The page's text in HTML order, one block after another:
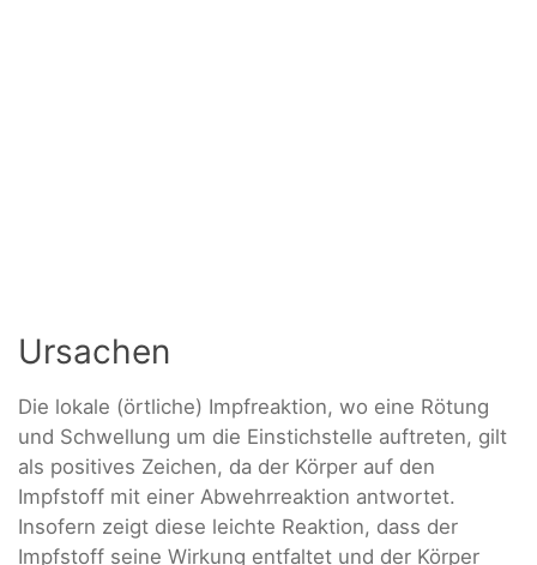
Ursachen
Die lokale (örtliche) Impfreaktion, wo eine Rötung
und Schwellung um die Einstichstelle auftreten, gilt
als positives Zeichen, da der Körper auf den
Impfstoff mit einer Abwehrreaktion antwortet.
Insofern zeigt diese leichte Reaktion, dass der
Impfstoff seine Wirkung entfaltet und der Körper